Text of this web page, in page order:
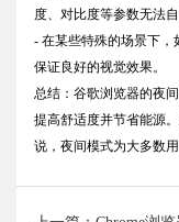
度、对比度等参数无法
- 在某些特殊的场景下，
保证良好的视觉效果。
总结：谷歌浏览器的夜
提高舒适度并节省能源
说，夜间模式为大多数